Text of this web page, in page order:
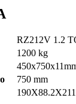
RZ212V 1.2
1200 kg
750 mm